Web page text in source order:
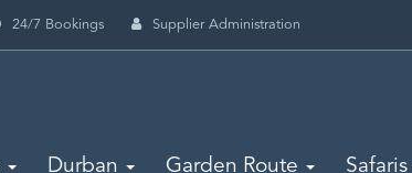
24/7 Bookings Supplier Administration
Durban Garden Route Safaris